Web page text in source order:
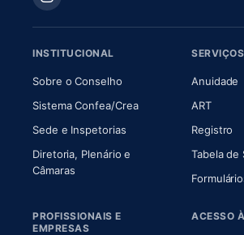
INSTITUCIONAL
Sobre o Conselho(abre em nova aba)
Sistema Confea/Crea(abre em nova aba)
Sede e Inspetorias
Diretoria, Plenário e
Câmaras(abre em nova aba)
SERVIÇOS
Anuidade
ART(abre
Registro
Tabela de
PROFISSIONAIS E
EMPRESAS
ACESSO